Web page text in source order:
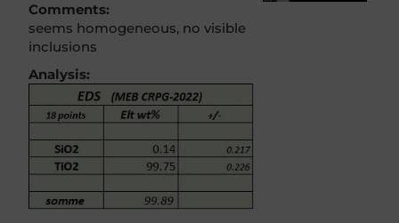
Comments:
seems homogeneous, no visible
inclusions
Analysis: